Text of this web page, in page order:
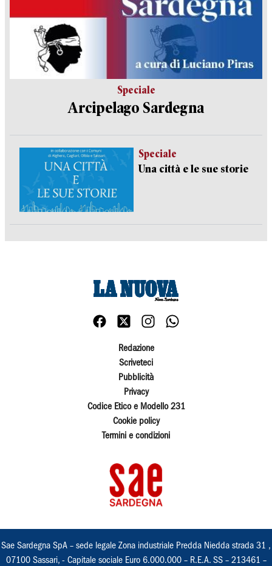
Speciale
Arcipelago Sardegna
Speciale
Una città e le sue storie
Redazione
Scriveteci
Pubblicità
Privacy
Codice Etico e Modello 231
Cookie policy
Termini e condizioni
Sae Sardegna SpA – sede legale Zona industriale Predda Niedda strada 31 ,
07100 Sassari, - Capitale sociale Euro 6.000.000 – R.E.A. SS – 213461 –